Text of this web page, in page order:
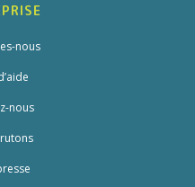
nous
nous